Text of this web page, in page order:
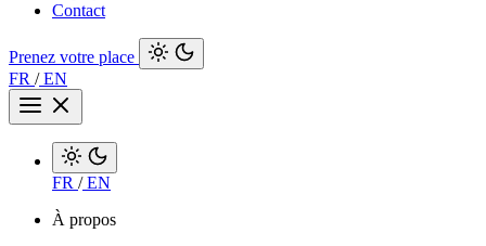
Contact
Prenez votre place
FR /EN
FR /EN
À propos